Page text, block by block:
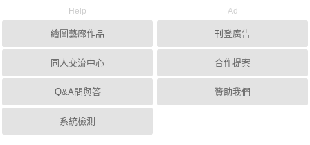
Help
繪圖藝廊作品
同人交流中心
Q&A問與答
系統檢測
Ad
刊登廣告
合作提案
贊助我們